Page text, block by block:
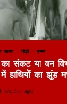
खबर पौड़ी राज्य
संकट या वन
में हाथियों का झुंड
weeks ago